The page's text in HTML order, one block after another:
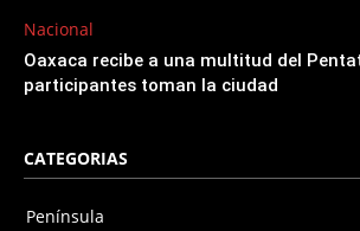
Nacional
Oaxaca recibe a una multitud del
participantes toman la ciudad
CATEGORIAS
Península